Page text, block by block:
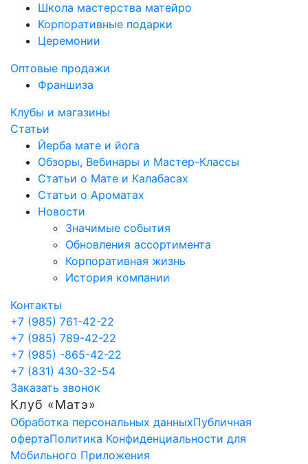
Школа мастерства матейро
Корпоративные подарки
Церемонии
Оптовые продажи
Франшиза
Клубы и магазины
Статьи
Йерба мате и йога
Обзоры, Вебинары и Мастер-Классы
Статьи о Мате и Калабасах
Статьи о Ароматах
Новости
Значимые события
Обновления ассортимента
Корпоративная жизнь
История компании
Контакты
+7 (985) 761-42-22
+7 (985) 789-42-22
+7 (985) -865-42-22
+7 (831) 430-32-54
Заказать звонок
Клуб «Матэ»
Обработка персональных данныхПубличная
офертаПолитика Конфиденциальности для
Мобильного Приложения